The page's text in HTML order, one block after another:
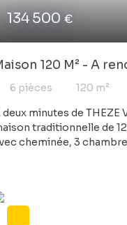
134 500€
120 M² - A
6 pièces 120 m²
deux minutes de THEZE
traditionnelle de
cheminée, 3